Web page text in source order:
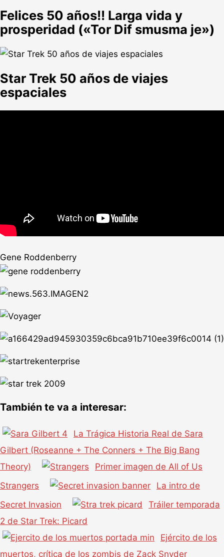
Felices 50 años!! Larga vida y
prosperidad («Tor Dif smusma je»)
Star Trek 50 años de viajes
espaciales
Gene Roddenberry
También te va a interesar:
La Trágica Historia Real de Sara
Gilbert (Roseanne + The Conners + The Big Bang
Theory)
Primer imagen de All of Us
Strangers
La intro de
Secret Invasion
Tráiler temporada
2 de Star Trek: Picard
Ejército de los
muertos, crítica de los zombis de Zack Snyder